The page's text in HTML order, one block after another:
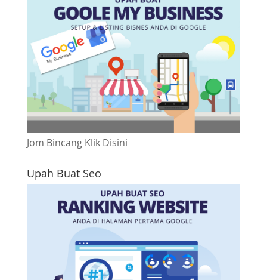
Jom Bincang Klik Disini
Upah Buat Seo